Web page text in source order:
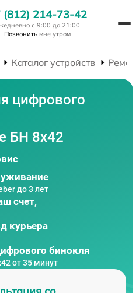
(812) 214-73-42
с 9:00 до 21:00
Позвонить мне утром
Каталог устройств
цифрового
БН 8x42
до 3 лет
счет,
курьера
бинокля
от 35 минут